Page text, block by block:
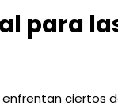
para
ciertos